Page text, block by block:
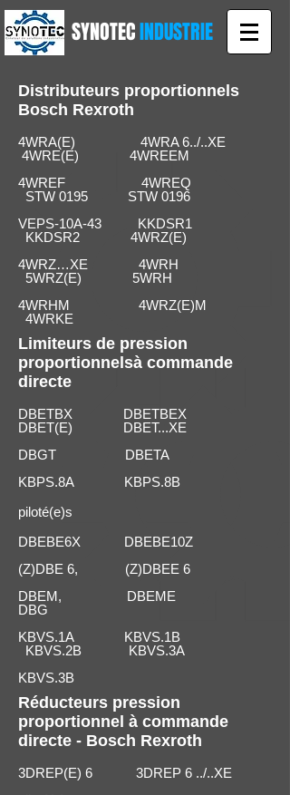
SYNOTECINDUSTRIE
Distributeurs proportionnels
Bosch Rexroth
4WRA(E) 4WRA 6../..XE
4WRE(E) 4WREEM
4WREF 4WREQ
STW 0195 STW 0196
VEPS-10A-43 KKDSR1
KKDSR2 4WRZ(E)
4WRZ…XE 4WRH
5WRZ(E) 5WRH
4WRHM 4WRZ(E)M
4WRKE
Limiteurs de pression
proportionnelsà commande
directe
DBETBX DBETBEX
DBET(E) DBET...XE
DBGT DBETA
KBPS.8A KBPS.8B
piloté(e)s
DBEBE6X DBEBE10Z
(Z)DBE 6, (Z)DBEE 6
DBEM, DBEME
DBG
KBVS.1A KBVS.1B
KBVS.2B KBVS.3A
KBVS.3B
Réducteurs pression
proportionnel à commande
directe - Bosch Rexroth
3DREP(E) 6 3DREP 6 ../..XE